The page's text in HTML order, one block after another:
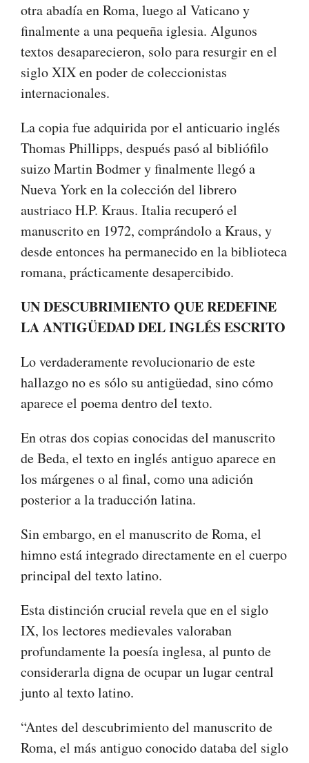
otra abadía en Roma, luego al Vaticano y
finalmente a una pequeña iglesia. Algunos
textos desaparecieron, solo para resurgir en el
siglo XIX en poder de coleccionistas
internacionales.
La copia fue adquirida por el anticuario inglés
Thomas Phillipps, después pasó al bibliófilo
suizo Martin Bodmer y finalmente llegó a
Nueva York en la colección del librero
austriaco H.P. Kraus. Italia recuperó el
manuscrito en 1972, comprándolo a Kraus, y
desde entonces ha permanecido en la biblioteca
romana, prácticamente desapercibido.
UN DESCUBRIMIENTO QUE REDEFINE
LA ANTIGÜEDAD DEL INGLÉS ESCRITO
Lo verdaderamente revolucionario de este
hallazgo no es sólo su antigüedad, sino cómo
aparece el poema dentro del texto.
En otras dos copias conocidas del manuscrito
de Beda, el texto en inglés antiguo aparece en
los márgenes o al final, como una adición
posterior a la traducción latina.
Sin embargo, en el manuscrito de Roma, el
himno está integrado directamente en el cuerpo
principal del texto latino.
Esta distinción crucial revela que en el siglo
IX, los lectores medievales valoraban
profundamente la poesía inglesa, al punto de
considerarla digna de ocupar un lugar central
junto al texto latino.
“Antes del descubrimiento del manuscrito de
Roma, el más antiguo conocido databa del siglo